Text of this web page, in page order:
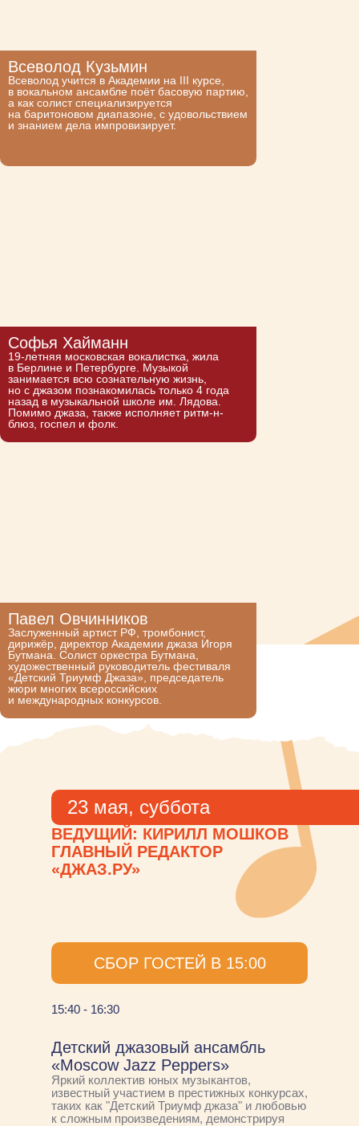
Всеволод Кузьмин
Всеволод учится в Академии на III курсе,
в вокальном ансамбле поёт басовую партию,
а как солист специализируется
на баритоновом диапазоне, с удовольствием
и знанием дела импровизирует.
Софья Хайманн
19-летняя московская вокалистка, жила
в Берлине и Петербурге. Музыкой
занимается всю сознательную жизнь,
но с джазом познакомилась только 4 года
назад в музыкальной школе им. Лядова.
Помимо джаза, также исполняет ритм-н-
блюз, госпел и фолк.
Павел Овчинников
Заслуженный артист РФ, тромбонист,
дирижёр, директор Академии джаза Игоря
Бутмана. Солист оркестра Бутмана,
художественный руководитель фестиваля
«Детский Триумф Джаза», председатель
жюри многих всероссийских
и международных конкурсов.
23 мая, суббота
ВЕДУЩИЙ: КИРИЛЛ МОШКОВ
ГЛАВНЫЙ РЕДАКТОР
«ДЖАЗ.РУ»
СБОР ГОСТЕЙ В 15:00
15:40 - 16:30
Детский джазовый ансамбль
«Moscow Jazz Peppers»
Яркий коллектив юных музыкантов,
известный участием в престижных конкурсах,
таких как "Детский Триумф джаза" и любовью
к сложным произведениям, демонстрируя